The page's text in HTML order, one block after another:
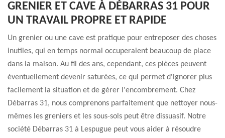
GRENIER ET CAVE À DÉBARRAS 31 POUR
UN TRAVAIL PROPRE ET RAPIDE
Un grenier ou une cave est pratique pour entreposer des choses
inutiles, qui en temps normal occuperaient beaucoup de place
dans la maison. Au fil des ans, cependant, ces pièces peuvent
éventuellement devenir saturées, ce qui permet d'ignorer plus
facilement la situation et de gérer l'encombrement. Chez
Débarras 31, nous comprenons parfaitement que nettoyer nous-
mêmes les greniers et les sous-sols peut être dissuasif. Notre
société Débarras 31 à Lespugue peut vous aider à résoudre